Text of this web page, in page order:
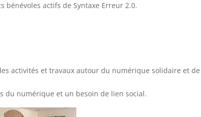
bénévoles actifs de Syntaxe Erreur 2.0.
activités et travaux autour du numérique solidaire et
du numérique et un besoin de lien social.